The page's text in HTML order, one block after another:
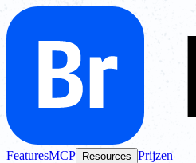
FeaturesMCP Resources Prijzen